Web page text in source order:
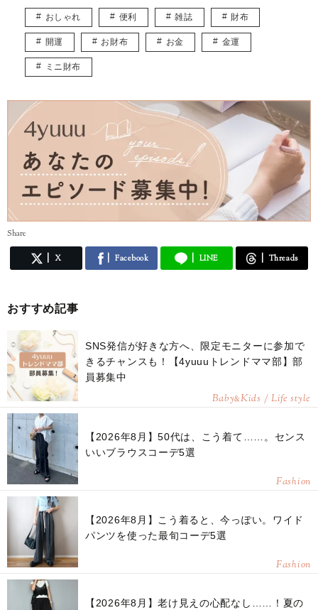
緒に暮らしたいなぁと夢見ています。
皆様に役立つ情報を、楽しくお届けしていけたらと思います♡
おしゃれ 便利 雑誌 財布
開運 お財布 お金 金運
ミニ財布
Share
X Facebook LINE Threads
おすすめ記事
SNS発信が好きな方へ、限定モニターに参加で
きるチャンスも！【4yuuuトレンドママ部】部
員募集中
Baby&Kids / Life style
【2026年8月】50代は、こう着て……。センス
いいブラウスコーデ5選
Fashion
【2026年8月】こう着ると、今っぽい。ワイド
パンツを使った最旬コーデ5選
Fashion
【2026年8月】老け見えの心配なし……！夏の